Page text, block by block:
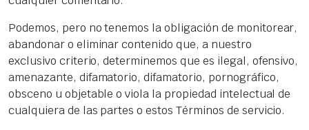
Podemos, pero no tenemos la obligación de monitorear,
abandonar o eliminar contenido que, a nuestro
exclusivo criterio, determinemos que es ilegal, ofensivo,
amenazante, difamatorio, difamatorio, pornográfico,
obsceno u objetable o viola la propiedad intelectual de
cualquiera de las partes o estos Términos de servicio.